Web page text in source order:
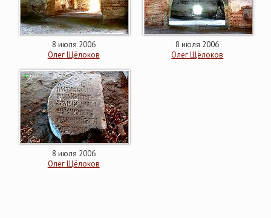
8 июля 2006
Олег Щёлоков
8 июля 2006
Олег Щёлоков
8 июля 2006
Олег Щёлоков